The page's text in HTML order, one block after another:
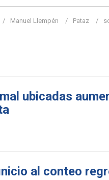
Manuel Llempén Pataz
ubicadas
al conteo